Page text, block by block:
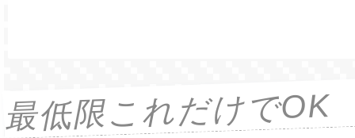
最低限これだけでOK